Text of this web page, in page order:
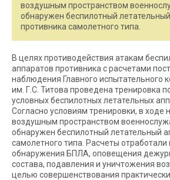
воздушным пространством
обнаружен беспилотный
противника самолетного типа.
В целях противодействия атакам
аппаратов противника с расчетами
наблюдения Главного испытательного
им. Г.С. Титова проведена тренировка
условных беспилотных летательных
Согласно условиям тренировки, в ходе
воздушным пространством
обнаружен беспилотный летательный
самолетного типа. Расчеты отработали
обнаружения БПЛА, оповещения
состава, подавления и уничтожения
целью совершенствования